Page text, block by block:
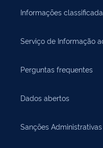
Informações
Serviço de Informação
Perguntas frequentes
Dados abertos
Sanções Administrativas